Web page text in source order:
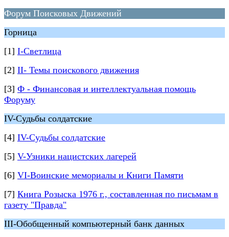
Форум Поисковых Движений
Горница
[1] I-Светлица
[2] II- Темы поискового движения
[3] Ф - Финансовая и интеллектуальная помощь
Форуму
IV-Судьбы солдатские
[4] IV-Судьбы солдатские
[5] V-Узники нацистских лагерей
[6] VI-Воинские мемориалы и Книги Памяти
[7] Книга Розыска 1976 г., составленная по письмам в
газету "Правда"
III-Обобщенный компьютерный банк данных